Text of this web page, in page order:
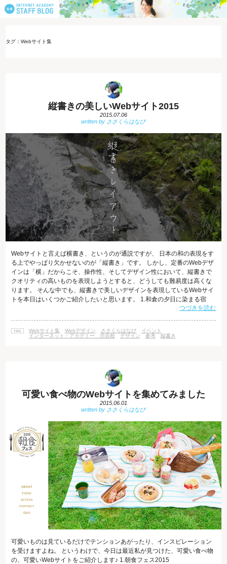
タグ：Webサイト集
縦書きの美しいWebサイト2015
2015.07.06
Webサイトと言えば横書き、というのが通説ですが、 日本の和の表現をす
る上でやっぱり欠かせないのが「縦書き」です。 しかし、定番のWebデザ
インは「横」だからこそ、操作性、そしてデザイン性において、縦書きで
クオリティの高いものを表現しようとすると、どうしても難易度は高くな
ります。 そんな中でも、縦書きで美しいデザインを表現しているWebサイ
トを本日はいくつかご紹介したいと思います。 1.和倉の夕日に染まる宿
「多田屋」 http://tadaya.net/ 能登半島の温泉旅館、「多田屋」のWebサイ
ンプルかつ見やすいWebデザインになっています。 2.株式会社 菱健
HISHIKEN Co. Ltd., http://www
つづきを読む
Webサイト集 Webデザイン ささくらはなび
イベント
インターネット・アカデミー 渋谷校
デザイン 参考 縦書き
可愛い食べ物のWebサイトを集めてみました
2015.06.01
可愛いものは見ているだけでテンションあがったり、インスピレーション
を受けますよね。 というわけで、今日は最近私が見つけた、可愛い食べ物
の、可愛いWebサイトをご紹介します♪ 1.朝食フェス2015